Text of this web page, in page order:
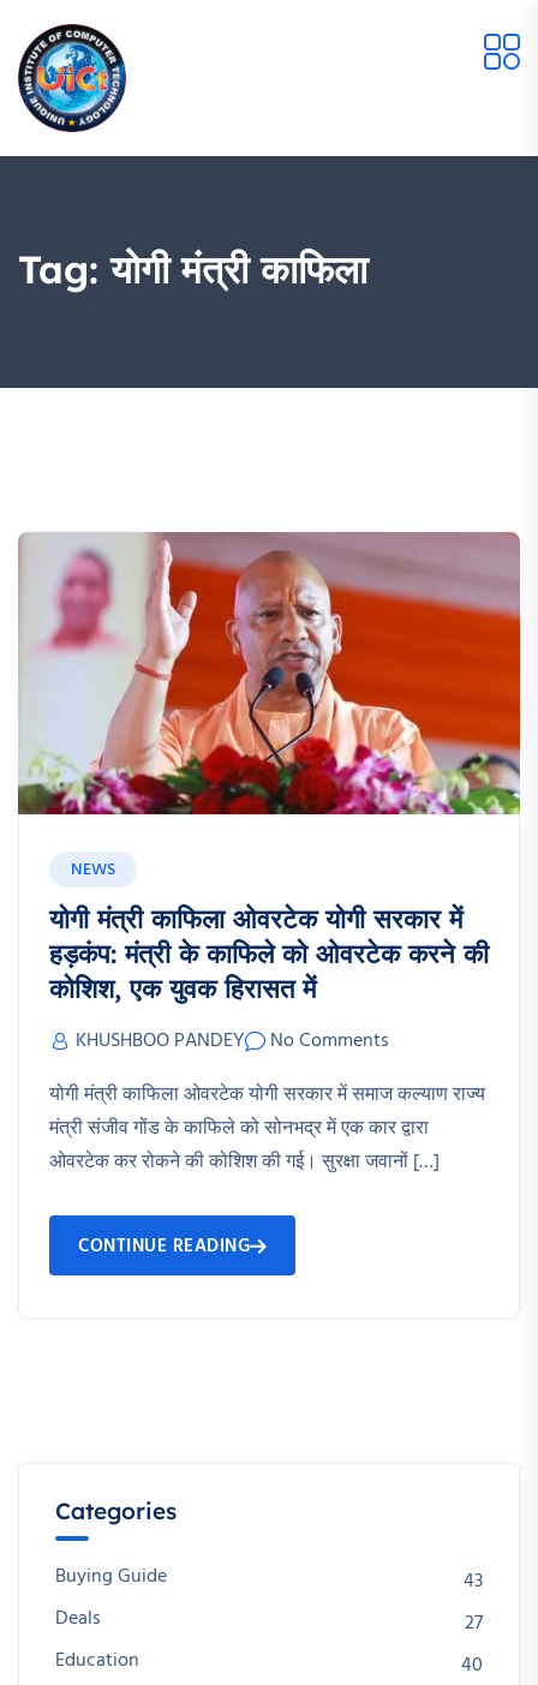
Tag:योगी मंत्री काफिला
NEWS
योगी मंत्री काफिला ओवरटेक योगी सरकार में
हड़कंप: मंत्री के काफिले को ओवरटेक करने की
कोशिश, एक युवक हिरासत में
KHUSHBOO PANDEY
No Comments
योगी मंत्री काफिला ओवरटेक योगी सरकार में समाज कल्याण राज्य
मंत्री संजीव गोंड के काफिले को सोनभद्र में एक कार द्वारा
ओवरटेक कर रोकने की कोशिश की गई। सुरक्षा जवानों […]
CONTINUE READING
Categories
Buying Guide
43
Deals
27
Education
40